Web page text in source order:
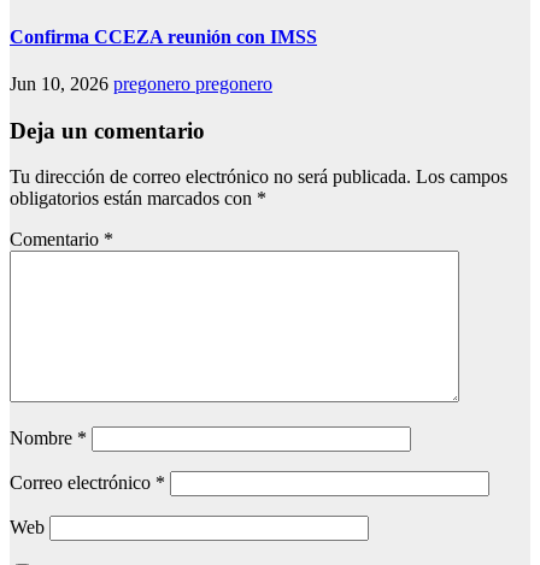
Confirma CCEZA reunión con IMSS
Jun 10, 2026 pregonero pregonero
Deja un comentario
Tu dirección de correo electrónico no será publicada. Los campos
obligatorios están marcados con *
Comentario *
Nombre *
Correo electrónico *
Web